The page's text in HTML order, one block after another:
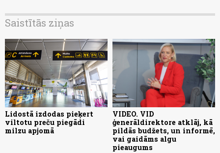
Saistītās ziņas
Lidostā izdodas pieķert
viltotu preču piegādi
milzu apjomā
VIDEO. VID
ģenerāldirektore atklāj, kā
pildās budžets, un informē,
vai gaidāms algu
pieaugums